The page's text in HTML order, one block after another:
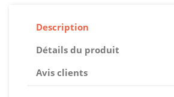
Description
Détails du produit
Avis clients